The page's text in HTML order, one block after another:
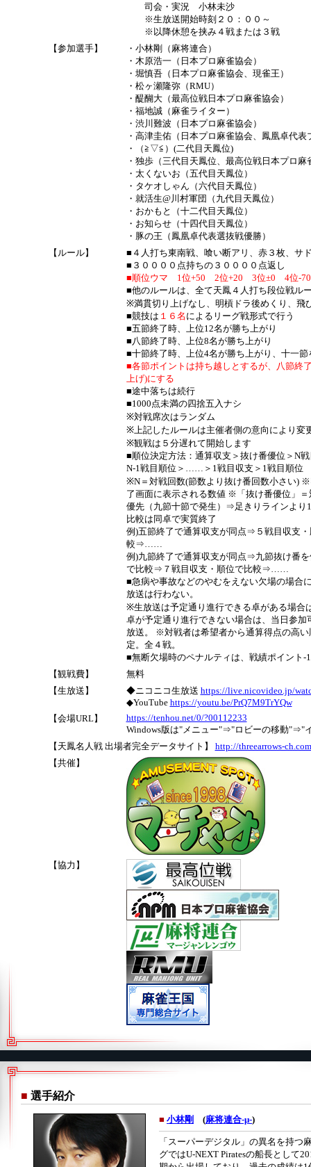
司会・実況 小林未沙
※生放送開始時刻２０：００～
※以降休憩を挟み４戦または３戦
【参加選手】
・小林剛（麻将連合）
・木原浩一（日本プロ麻雀協会）
・堀慎吾（日本プロ麻雀協会、現雀王）
・松ヶ瀬隆弥（RMU）
・醍醐大（最高位戦日本プロ麻雀協会）
・福地誠（麻雀ライター）
・渋川難波（日本プロ麻雀協会）
・高津圭佑（日本プロ麻雀協会、鳳凰卓代表
・（≧▽≦）(二代目天鳳位)
・独歩（三代目天鳳位、最高位戦日本プロ麻
・太くないお（五代目天鳳位）
・タケオしゃん（六代目天鳳位）
・就活生@川村軍団（九代目天鳳位）
・おかもと（十二代目天鳳位）
・お知らせ（十四代目天鳳位）
・豚の王（鳳凰卓代表選抜戦優勝）
【ルール】
■４人打ち東南戦、喰い断アリ、赤３枚、サ
■３００００点持ちの３００００点返し
■順位ウマ 1位+50 2位+20 3位±0 4位-70
■他のルールは、全て天鳳４人打ち段位戦ル
※満貫切り上げなし、明槓ドラ後めくり、飛
■競技は １６名 によるリーグ戦形式で行う
■五節終了時、上位12名が勝ち上がり
■八節終了時、上位8名が勝ち上がり
■十節終了時、上位4名が勝ち上がり、十一節
■各節ポイントは持ち越しとするが、八節終
上げ)にする
■途中落ちは続行
■1000点未満の四捨五入ナシ
※対戦席次はランダム
※上記したルールは主催者側の意向により変
※観戦は５分遅れて開始します
■順位決定方法：通算収支＞抜け番優位＞N
N-1戦目順位＞……＞1戦目収支＞1戦目順位
※N＝対戦回数(節数より抜け番回数小さい)
了画面に表示される数値 ※「抜け番優位」
優先（九節十節で発生）⇒足きりラインよ
比較は同卓で実質終了
例)五節終了で通算収支が同点⇒５戦目収支
較⇒……
例)九節終了で通算収支が同点⇒九節抜け番
で比較⇒７戦目収支・順位で比較⇒……
■急病や事故などのやむをえない欠場の場合
放送は行わない。
※生放送は予定通り進行できる卓がある場
卓が予定通り進行できない場合は、当日参
放送。 ※対戦者は希望者から通算得点の高
定。全４戦。
■無断欠場時のペナルティは、戦績ポイント-
【観戦費】
無料
【生放送】
◆ニコニコ生放送 https://live.nicovideo.jp/
◆YouTube https://youtu.be/PrQ7M9TrYQw
【会場URL】
https://tenhou.net/0/?00112233
Windows版は"メニュー"⇒"ロビーの移動"⇒"
【天鳳名人戦 出場者完全データサイト】 http://threearrows-
【共催】
【協力】
■ 選手紹介
■ 小林剛 (麻将連合-μ-)
「スーパーデジタル」の異名を持
グではU-NEXT Piratesの船長として